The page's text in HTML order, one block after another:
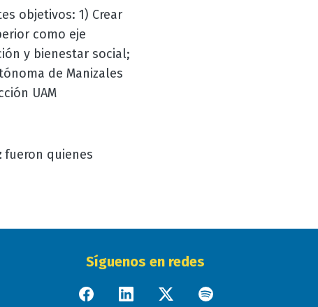
objetivos: 1) Crear
como eje
y bienestar social;
de Manizales
UAM
fueron quienes
Síguenos en redes